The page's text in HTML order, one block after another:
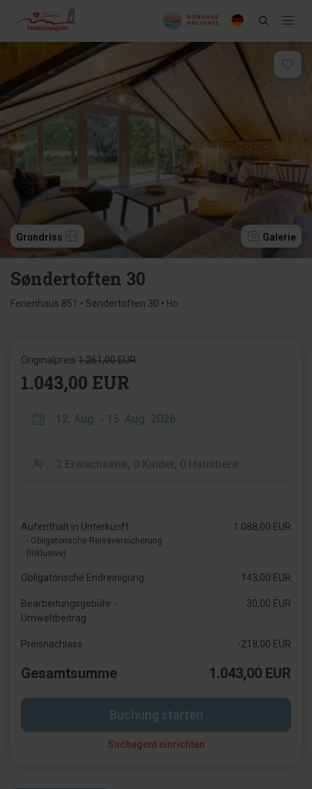
Grundriss Galerie
Søndertoften 30
Ferienhaus 851 • Søndertoften 30 • Ho
Originalpreis 1.261,00 EUR
1.043,00 EUR
Aufenthalt in Unterkunft
- Obligatorische Reiseversicherung
(Inklusive)
1.088,00 EUR
Obligatorische Endreinigung 143,00 EUR
Bearbeitungsgebühr -
Umweltbeitrag
30,00 EUR
Preisnachlass -218,00 EUR
Gesamtsumme 1.043,00 EUR
Buchung starten
Suchagent einrichten